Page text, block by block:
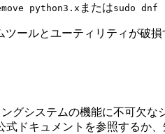
python3.x またはsudo dnf
ツールとユーティリティが
グシステムの機能に不可欠
ドキュメントを参照するか